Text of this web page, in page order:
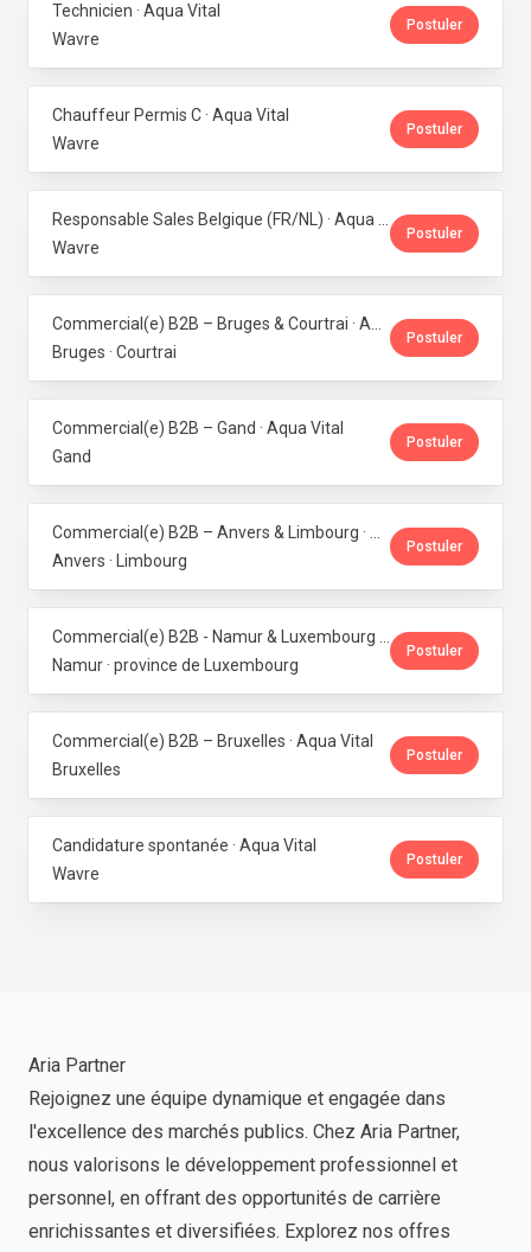
Technicien · Aqua Vital
Wavre
Postuler
Chauffeur Permis C · Aqua Vital
Wavre
Postuler
Wavre
Postuler
Bruges · Courtrai
Postuler
Commercial(e) B2B – Gand · Aqua Vital
Gand
Postuler
Anvers · Limbourg
Postuler
Namur · province de Luxembourg
Postuler
Commercial(e) B2B – Bruxelles · Aqua Vital
Bruxelles
Postuler
Candidature spontanée · Aqua Vital
Wavre
Postuler
Aria Partner
Rejoignez une équipe dynamique et engagée dans
l'excellence des marchés publics. Chez Aria Partner,
nous valorisons le développement professionnel et
personnel, en offrant des opportunités de carrière
enrichissantes et diversifiées. Explorez nos offres